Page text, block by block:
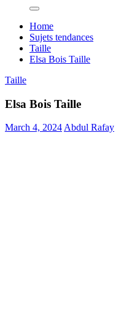
Home
Sujets tendances
Taille
Elsa Bois Taille
Taille
Elsa Bois Taille
March 4, 2024Abdul Rafay